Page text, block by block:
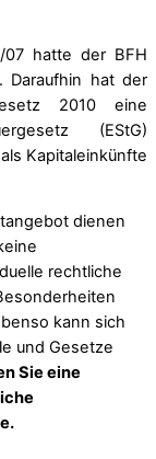
07 hatte der BFH
Daraufhin hat der
2010 eine
(EStG)
Kapitaleinkünfte
dienen
rechtliche
kann sich
und Gesetze
Sie eine